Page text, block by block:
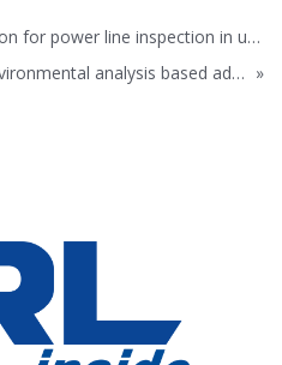
Autonomous drone navigation for power line inspection in underground
Development of real·virtual environmental analysis based adaptive interaction technology (Mobile VIO) »